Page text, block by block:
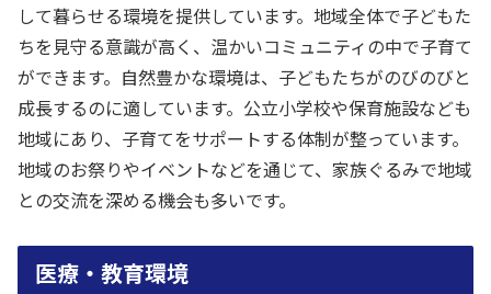
して暮らせる環境を提供しています。地域全体で子どもた
ちを見守る意識が高く、温かいコミュニティの中で子育て
ができます。自然豊かな環境は、子どもたちがのびのびと
成長するのに適しています。公立小学校や保育施設なども
地域にあり、子育てをサポートする体制が整っています。
地域のお祭りやイベントなどを通じて、家族ぐるみで地域
との交流を深める機会も多いです。
医療・教育環境